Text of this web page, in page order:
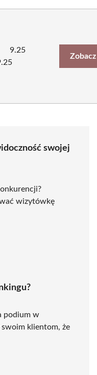
9.25
swojej
wizytówkę
podium w
klientom, że